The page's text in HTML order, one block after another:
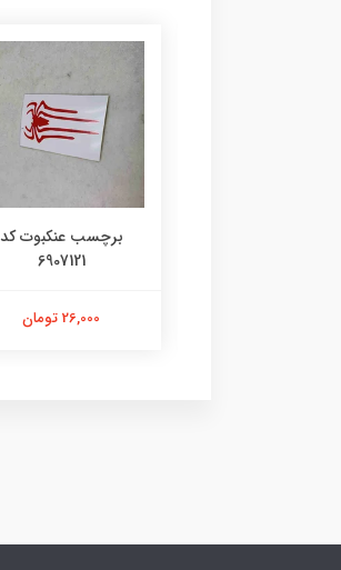
برچسب عنکبوت کد
6907121
26,000 تومان